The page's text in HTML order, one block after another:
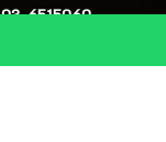
03-6515060
ימים א', ב', ד', ה'